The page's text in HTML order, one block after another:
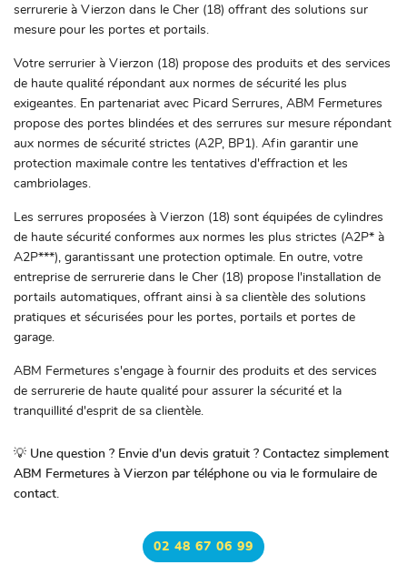
serrurerie à Vierzon dans le Cher (18) offrant des solutions sur
mesure pour les portes et portails.
Votre serrurier à Vierzon (18) propose des produits et des services
de haute qualité répondant aux normes de sécurité les plus
exigeantes. En partenariat avec Picard Serrures, ABM Fermetures
propose des portes blindées et des serrures sur mesure répondant
aux normes de sécurité strictes (A2P, BP1). Afin garantir une
protection maximale contre les tentatives d'effraction et les
cambriolages.
Les serrures proposées à Vierzon (18) sont équipées de cylindres
de haute sécurité conformes aux normes les plus strictes (A2P* à
A2P***), garantissant une protection optimale. En outre, votre
entreprise de serrurerie dans le Cher (18) propose l'installation de
portails automatiques, offrant ainsi à sa clientèle des solutions
pratiques et sécurisées pour les portes, portails et portes de
garage.
ABM Fermetures s'engage à fournir des produits et des services
de serrurerie de haute qualité pour assurer la sécurité et la
tranquillité d'esprit de sa clientèle.
💡 Une question ? Envie d'un devis gratuit ? Contactez simplement
ABM Fermetures à Vierzon par téléphone ou via le formulaire de
contact.
02 48 67 06 99